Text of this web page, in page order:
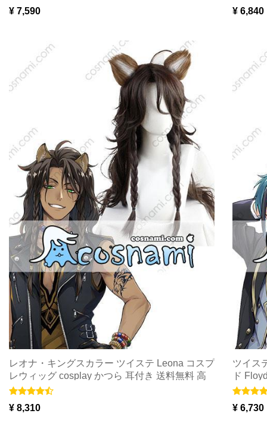
¥ 7,590
¥ 6,840
レオナ・キングスカラー ツイステ Leona コスプ
レウィッグ cosplay かつら 耳付き 送料無料 高
品質 海外通販
¥ 8,310
ツイス
ド
¥ 6,730